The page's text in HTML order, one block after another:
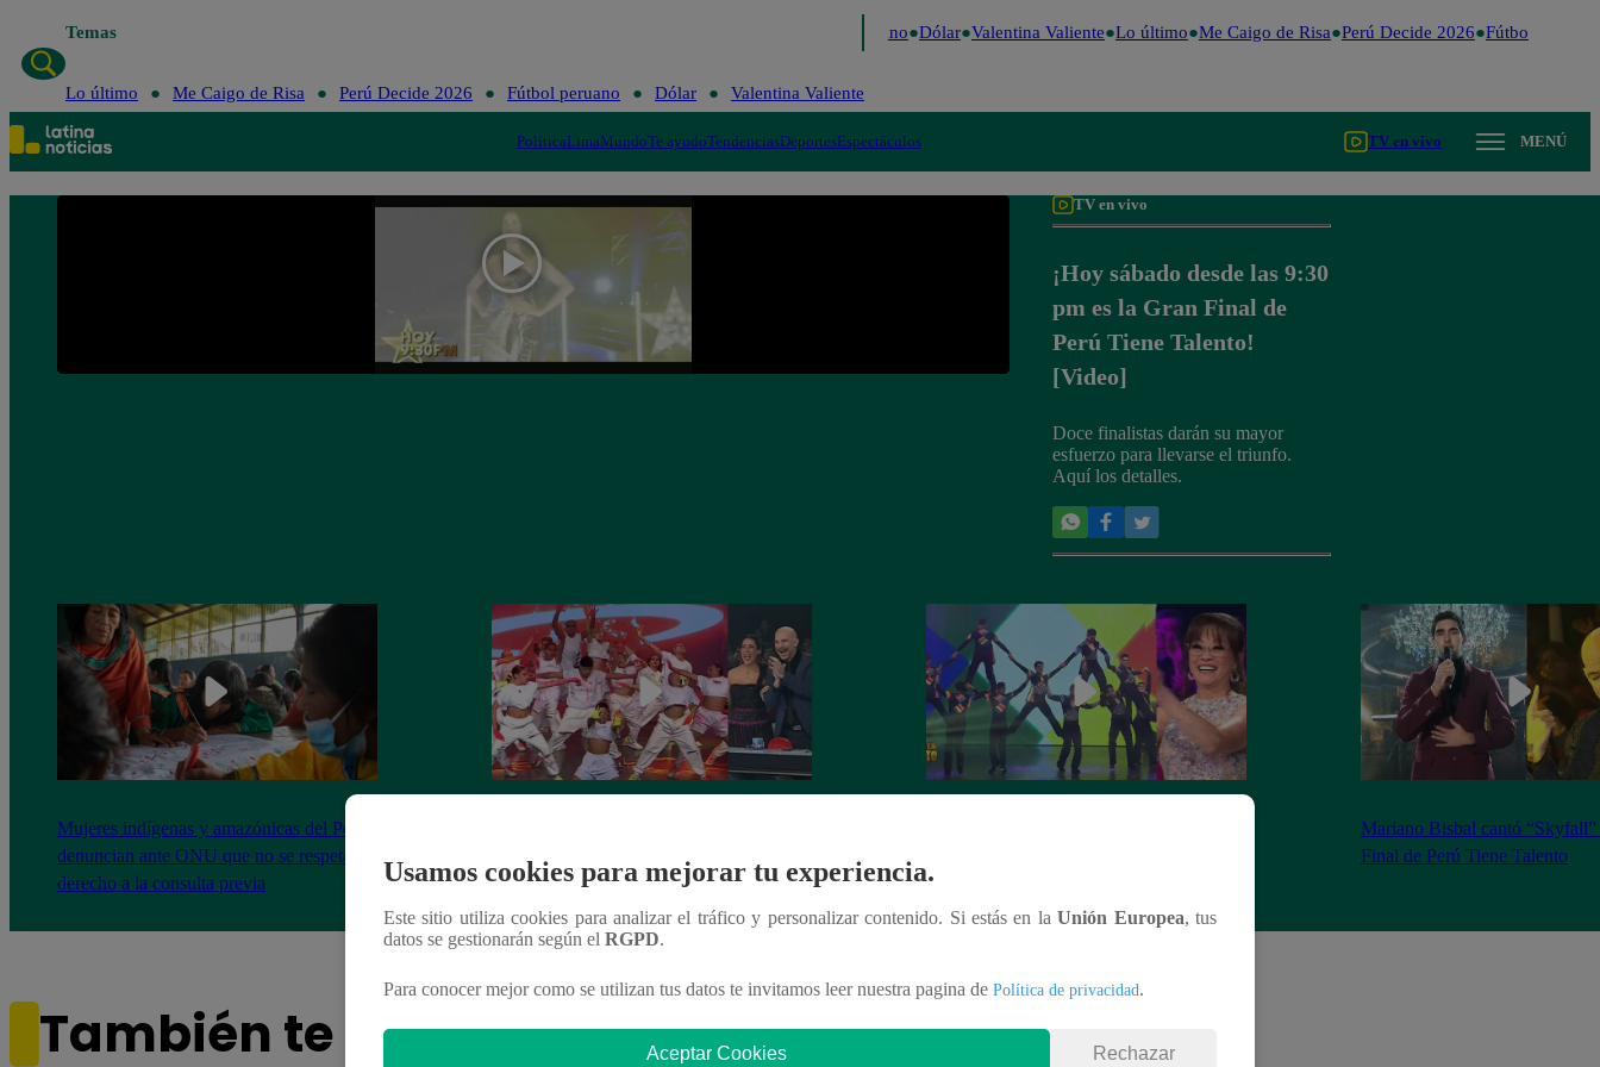
Temas Fútbol peruano Dólar Valentina Valiente Lo último Me Caigo de Risa Perú Decide 2026 Fútbol peruano
Lo último Me Caigo de Risa Perú Decide 2026 Fútbol peruano Dólar Valentina Valiente
PolíticaLimaMundoTe ayudoTendenciasDeportesEspectáculos TV en vivo MENÚ
TV en vivo
¡Hoy sábado desde las 9:30
pm es la Gran Final de
Perú Tiene Talento!
[Video]
Doce finalistas darán su mayor
esfuerzo para llevarse el triunfo.
Aquí los detalles.
Mujeres indígenas y amazónicas del Perú
denuncian ante ONU que no se respeta su
derecho a la consulta previa
Mariano Bisbal cantó
Final de Perú Tiene Talento
También te puede interesar
Usamos cookies para mejorar tu experiencia.
Este sitio utiliza cookies para analizar el tráfico y personalizar contenido. Si estás en laUnión Europea, tus
datos se gestionarán según el RGPD.
Para conocer mejor como se utilizan tus datos te invitamos leer nuestra pagina de Política de privacidad.
Aceptar Cookies Rechazar